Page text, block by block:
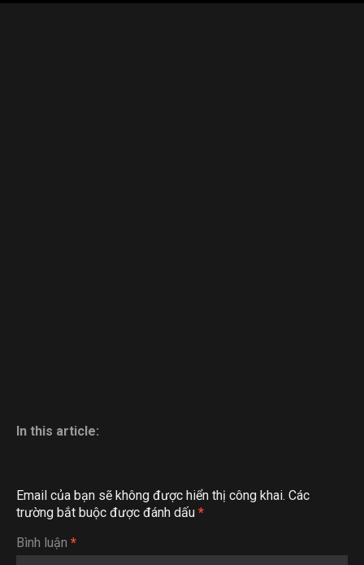
In this article:
Email của bạn sẽ không được hiển thị công khai. Các
trường bắt buộc được đánh dấu *
Bình luận *